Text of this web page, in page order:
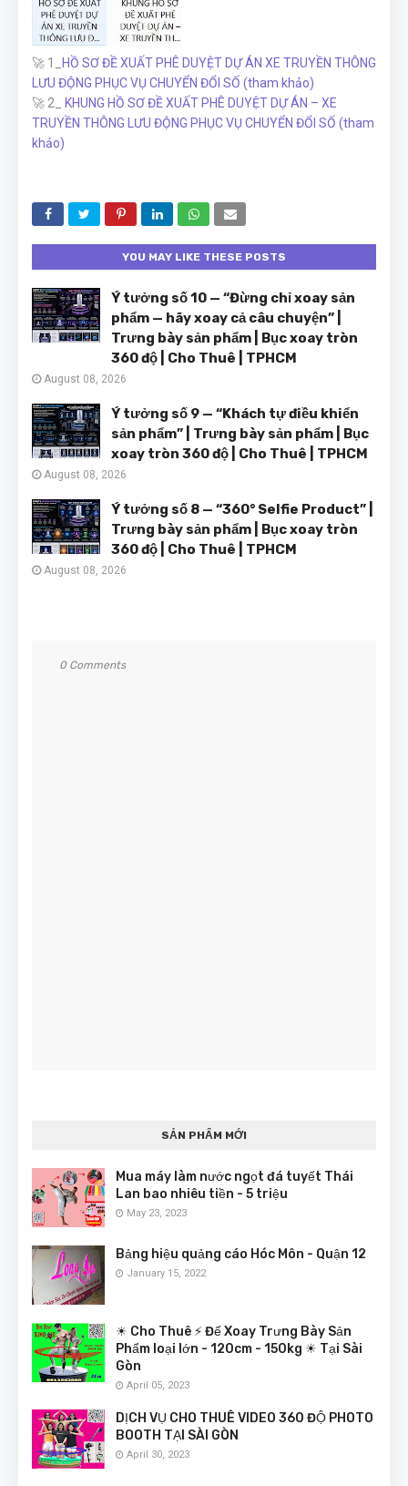
🚀 1_
HỒ SƠ ĐỀ XUẤT PHÊ DUYỆT DỰ ÁN XE TRUYỀN THÔNG
LƯU ĐỘNG PHỤC VỤ CHUYỂN ĐỔI SỐ (tham khảo)
🚀 2_
KHUNG HỒ SƠ ĐỀ XUẤT PHÊ DUYỆT DỰ ÁN – XE
TRUYỀN THÔNG LƯU ĐỘNG PHỤC VỤ CHUYỂN ĐỔI SỐ (tham
khảo)
YOU MAY LIKE THESE POSTS
Ý tưởng số 10 — “Đừng chỉ xoay sản
phẩm — hãy xoay cả câu chuyện” |
Trưng bày sản phẩm | Bục xoay tròn
360 độ | Cho Thuê | TPHCM
August 08, 2026
Ý tưởng số 9 — “Khách tự điều khiển
sản phẩm” | Trưng bày sản phẩm | Bục
xoay tròn 360 độ | Cho Thuê | TPHCM
August 08, 2026
Ý tưởng số 8 — “360° Selfie Product” |
Trưng bày sản phẩm | Bục xoay tròn
360 độ | Cho Thuê | TPHCM
August 08, 2026
0 Comments
SẢN PHẨM MỚI
Mua máy làm nước ngọt đá tuyết Thái
Lan bao nhiêu tiền - 5 triệu
May 23, 2023
Bảng hiệu quảng cáo Hóc Môn - Quận 12
January 15, 2022
☀ Cho Thuê ⚡ Đế Xoay Trưng Bày Sản
Phẩm loại lớn - 120cm - 150kg ☀ Tại Sài
Gòn
April 05, 2023
DỊCH VỤ CHO THUÊ VIDEO 360 ĐỘ PHOTO
BOOTH TẠI SÀI GÒN
April 30, 2023